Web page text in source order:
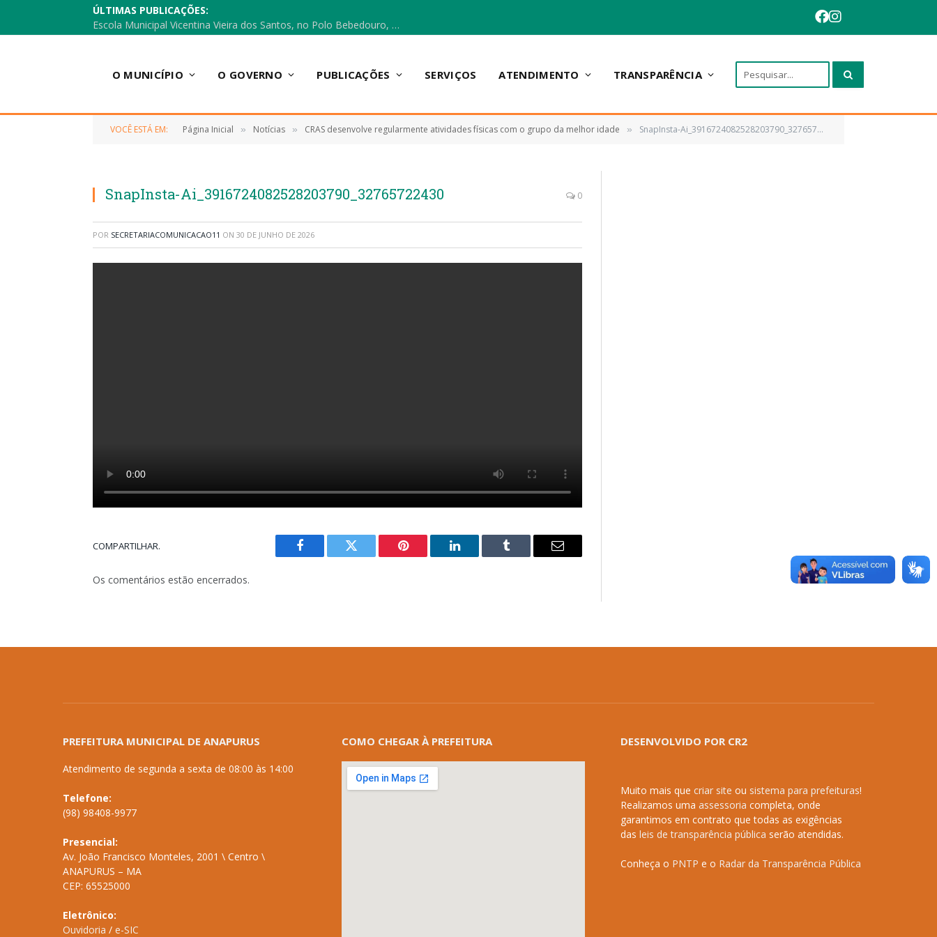
ÚLTIMAS PUBLICAÇÕES:
Escola Municipal Vicentina Vieira dos Santos, no Polo Bebedouro, recebeu materiais para a implantação do Cantinho da Leitura e da Sala Multidisciplinar.
O MUNICÍPIO O GOVERNO PUBLICAÇÕES SERVIÇOS ATENDIMENTO TRANSPARÊNCIA
VOCÊ ESTÁ EM: Página Inicial » Notícias » CRAS desenvolve regularmente atividades físicas com o grupo da melhor idade » SnapInsta-Ai_3916724082528203790_32765722430
SnapInsta-Ai_3916724082528203790_32765722430 0
POR SECRETARIACOMUNICACAO11 ON 30 DE JUNHO DE 2026
COMPARTILHAR.
Facebook Twitter Pinterest LinkedIn Tumblr
E-
Os comentários estão encerrados.
PREFEITURA MUNICIPAL DE ANAPURUS
Atendimento de segunda a sexta de 08:00 às 14:00
Telefone:
(98) 98408-9977
Presencial:
Av. João Francisco Monteles, 2001 \ Centro \
ANAPURUS – MA
CEP: 65525000
Eletrônico:
Ouvidoria / e-SIC
COMO CHEGAR À PREFEITURA DESENVOLVIDO POR CR2
Muito mais que criar site ou sistema para prefeituras!
Realizamos uma assessoria completa, onde
garantimos em contrato que todas as exigências
das leis de transparência pública serão atendidas.
Conheça o PNTP e o Radar da Transparência Pública